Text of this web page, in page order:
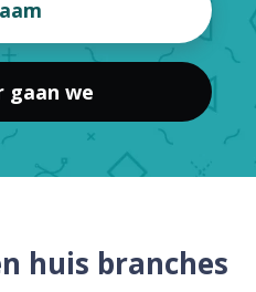
gaan we
huis branches